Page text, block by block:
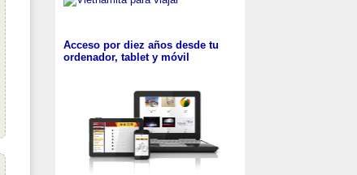
Acceso por diez años desde tu
ordenador, tablet y móvil